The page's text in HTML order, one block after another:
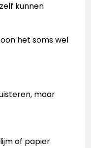
kunnen
het soms wel
maar
of papier